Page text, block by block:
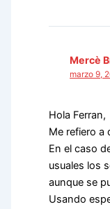
Mercè
marzo 9,
Hola Ferran,
Me refiero a
En el caso
usuales los
aunque se
Usando